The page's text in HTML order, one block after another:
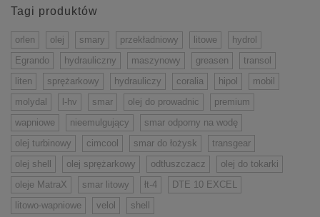
Tagi produktów
orlen olej smary przekładniowy litowe
hydrol
Egrando
hydrauliczny maszynowy greasen
transol
liten
sprężarkowy hydrauliczy coralia hipol
mobil
molydal
l-hv smar olej do prowadnic
premium
wapniowe
nieemulgujący
smar odporny na wodę
olej turbinowy
cimcool smar do łożysk
transgear
olej shell
olej sprężarkowy odtłuszczacz
olej do tokarki
oleje MatraX
smar litowy łt-4
DTE 10 EXCEL
litowo-wapniowe
velol shell